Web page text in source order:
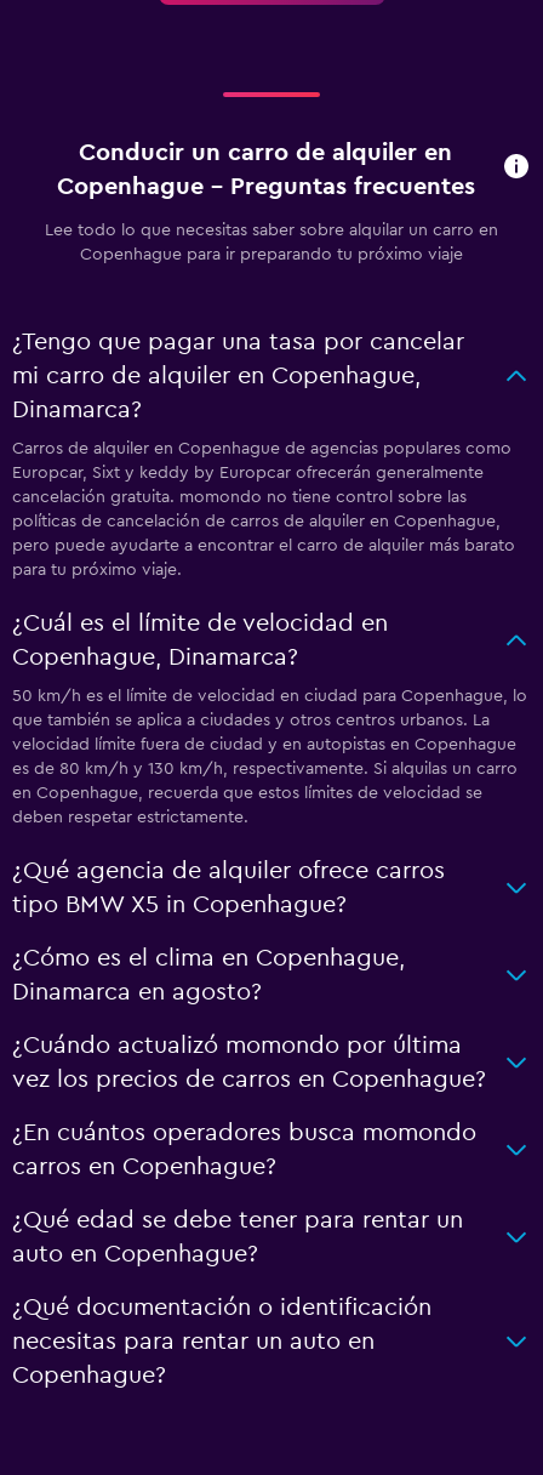
Conducir un carro de alquiler en
Copenhague - Preguntas frecuentes
Lee todo lo que necesitas saber sobre alquilar un carro en
Copenhague para ir preparando tu próximo viaje
¿Tengo que pagar una tasa por cancelar
mi carro de alquiler en Copenhague,
Dinamarca?
Carros de alquiler en Copenhague de agencias populares como
Europcar, Sixt y keddy by Europcar ofrecerán generalmente
cancelación gratuita. momondo no tiene control sobre las
políticas de cancelación de carros de alquiler en Copenhague,
pero puede ayudarte a encontrar el carro de alquiler más barato
para tu próximo viaje.
¿Cuál es el límite de velocidad en
Copenhague, Dinamarca?
50 km/h es el límite de velocidad en ciudad para Copenhague, lo
que también se aplica a ciudades y otros centros urbanos. La
velocidad límite fuera de ciudad y en autopistas en Copenhague
es de 80 km/h y 130 km/h, respectivamente. Si alquilas un carro
en Copenhague, recuerda que estos límites de velocidad se
deben respetar estrictamente.
¿Qué agencia de alquiler ofrece carros
tipo BMW X5 in Copenhague?
¿Cómo es el clima en Copenhague,
Dinamarca en agosto?
¿Cuándo actualizó momondo por última
vez los precios de carros en Copenhague?
¿En cuántos operadores busca momondo
carros en Copenhague?
¿Qué edad se debe tener para rentar un
auto en Copenhague?
¿Qué documentación o identificación
necesitas para rentar un auto en
Copenhague?